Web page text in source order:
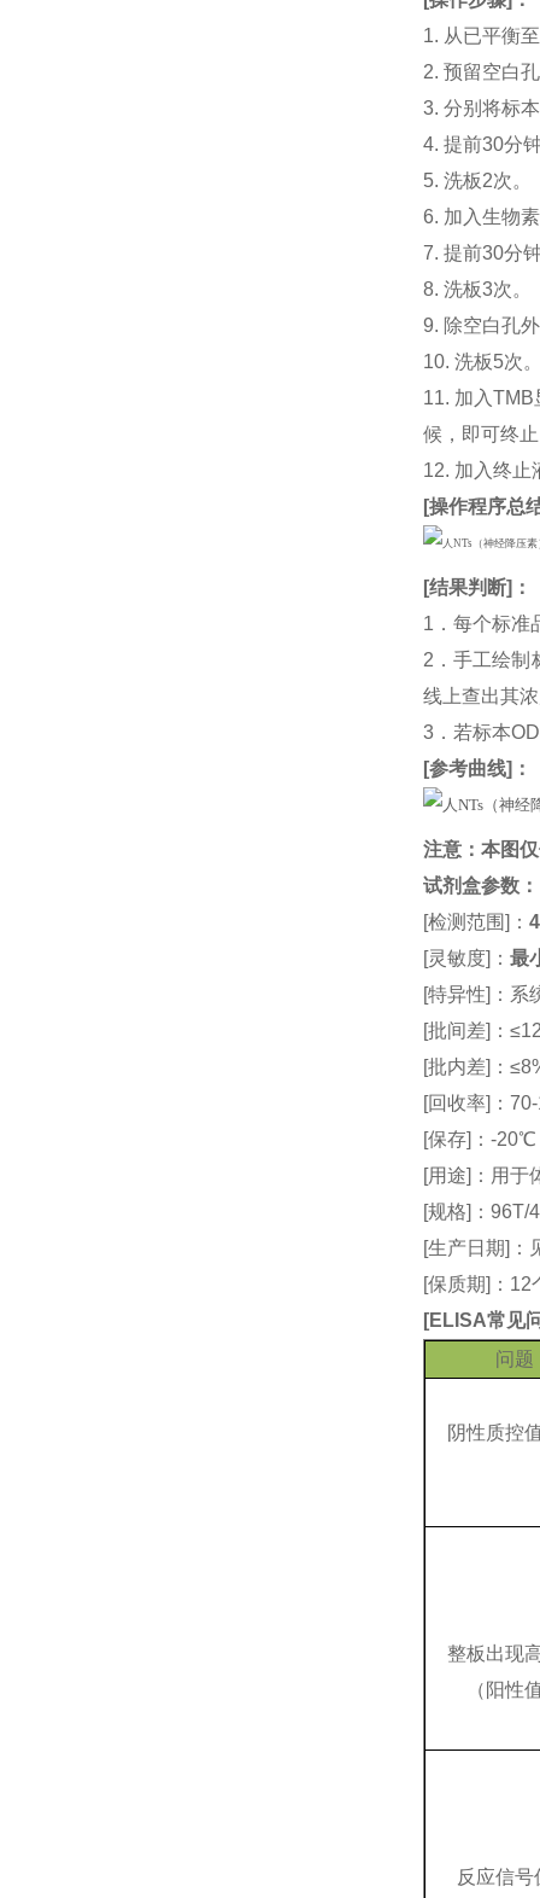
1. 从已平衡
2. 预留空白
3. 分别将标
4. 提前30分
5. 洗板2次。
6. 加入生物
7. 提前30分
8. 洗板3次。
9. 除空白孔
10. 洗板5次
11. 加入
候，即可终
12. 加入终止
[操作程序总
[结果判断]：
1．每个标准
2．手工绘制
线上查出其
3．若标本
[参考曲线]：
注意：本图
试剂盒参数 ：
[检测范围]：
[灵敏度]：最
[特异性]：系
[批间差]：
[批内差]：
[回收率]：
[保存]：-
[用途]：用于
[规格]：96T/
[生产日期]：
[保质期]：
[ELISA常见
问题
阴性质控
整板出现
（阳性
反应信号